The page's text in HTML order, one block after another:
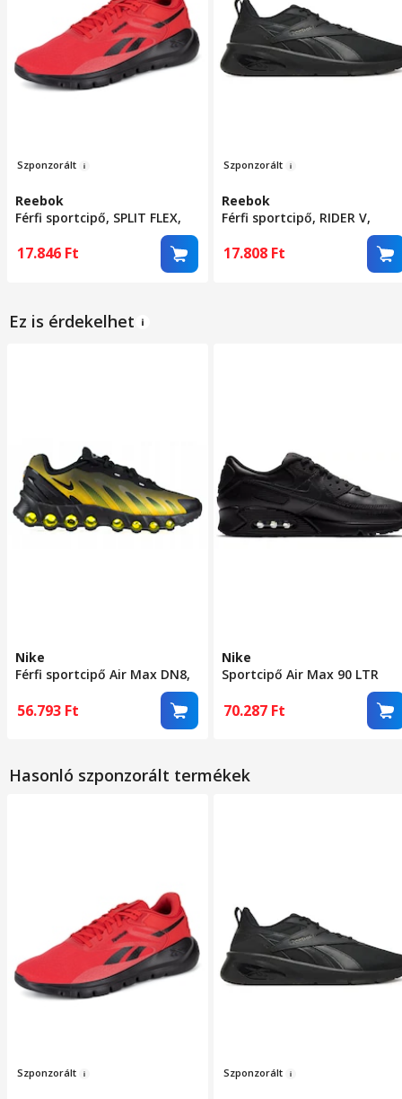
Szponzorált
Reebok
Férfi sportcipő, SPLIT FLEX,
17.846 Ft
Szponzorált
Reebok
Férfi sportcipő, RIDER V,
17.808 Ft
Ez is érdekelhet
Nike
Férfi sportcipő Air Max DN8,
fekete, textil anyag, Air MAX
rendszer, 44.5 EU
56.793 Ft
Nike
Sportcipő Air Max 90 LTR
70.287 Ft
Hasonló szponzorált termékek
Szponzorált Szponzorált